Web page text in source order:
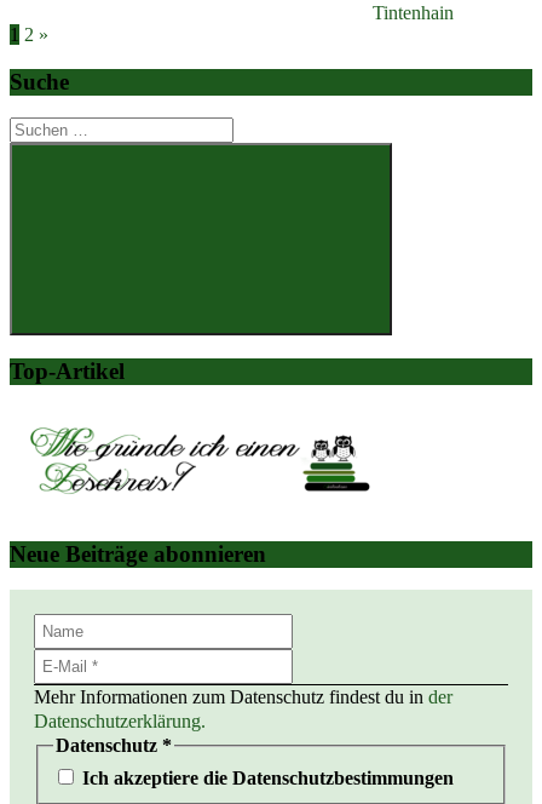
Tintenhain
Seitennummerierung
der
Beiträge
1 2 Nächste
»
Suche
Suchen
nach:
Suchen
Top-Artikel
Neue Beiträge abonnieren
Mehr Informationen zum Datenschutz findest du in der
Datenschutzerklärung.
Datenschutz *
Ich akzeptiere die Datenschutzbestimmungen